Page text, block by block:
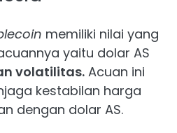
memiliki nilai yang
yaitu dolar AS
volatilitas. Acuan ini
kestabilan harga
dengan dolar AS.